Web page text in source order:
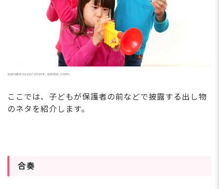
sunabesyou/stock.adobe.com
ここでは、子どもが保護者の前などで披露する出し物
のネタを紹介します。
合奏